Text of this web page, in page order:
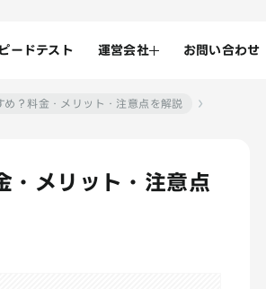
ードテスト 運営会社 お問い合わせ
？料金・メリット・注意点を解説
メリット・注意点